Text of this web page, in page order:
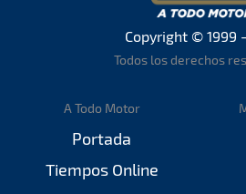
Copyright © 1999
Todos los derechos
A Todo Motor
Portada
Tiempos Online